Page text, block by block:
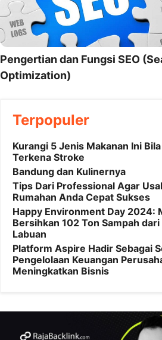
Pengertian dan Fungsi SEO
Optimization)
Terpopuler
Kurangi 5 Jenis Makanan Ini
Terkena Stroke
Bandung dan Kulinernya
Tips Dari Professional Agar
Rumahan Anda Cepat Sukses
Happy Environment Day 2024:
Bersihkan 102 Ton Sampah dari
Labuan
Platform Aspire Hadir Sebagai
Pengelolaan Keuangan
Meningkatkan Bisnis